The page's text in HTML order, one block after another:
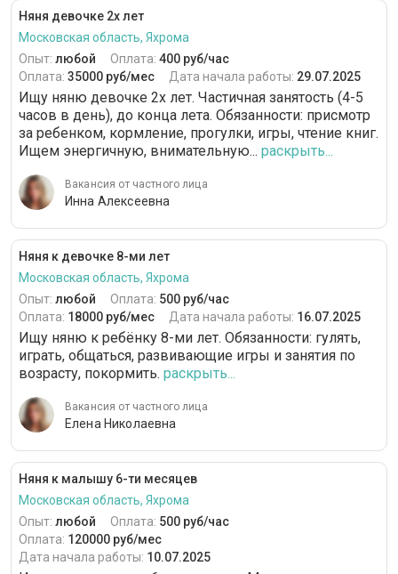
Няня девочке 2х лет
Московская область, Яхрома
Опыт: любой Оплата: 400 руб/час
Оплата: 35000 руб/мес Дата начала работы: 29.07.2025
Ищу няню девочке 2х лет. Частичная занятость (4-5
часов в день), до конца лета. Обязанности: присмотр
за ребенком, кормление, прогулки, игры, чтение книг.
Ищем энергичную, внимательную... раскрыть...
Вакансия от частного лица
Инна Алексеевна
Няня к девочке 8-ми лет
Московская область, Яхрома
Опыт: любой Оплата: 500 руб/час
Оплата: 18000 руб/мес Дата начала работы: 16.07.2025
Ищу няню к ребёнку 8-ми лет. Обязанности: гулять,
играть, общаться, развивающие игры и занятия по
возрасту, покормить. раскрыть...
Вакансия от частного лица
Елена Николаевна
Няня к малышу 6-ти месяцев
Московская область, Яхрома
Опыт: любой Оплата: 500 руб/час
Оплата: 120000 руб/мес
Дата начала работы: 10.07.2025